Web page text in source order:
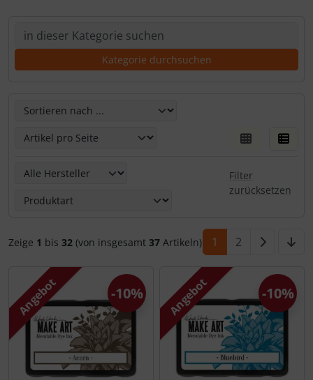
Hier kannst Du die nachfolgenden Artikel nach ihren
Filter
zurücksetzen
Zeige 1 bis32 (von insgesamt37 Artikeln) 1 2
Angebot -10% Angebot -10%